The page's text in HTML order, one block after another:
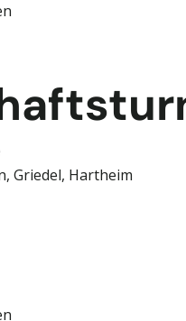
Griedel, Hartheim